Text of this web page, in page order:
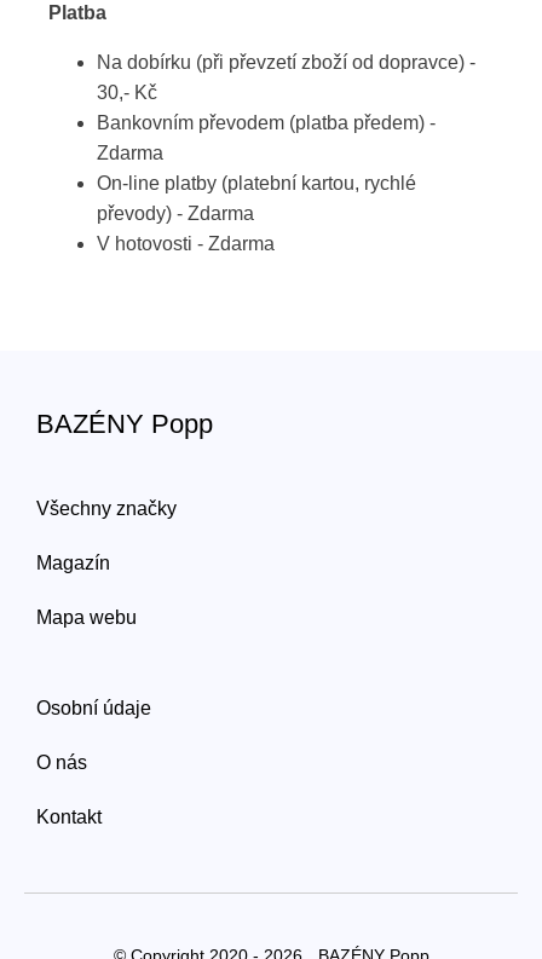
Platba
Na dobírku (při převzetí zboží od dopravce) -
30,- Kč
Bankovním převodem (platba předem) -
Zdarma
On-line platby (platební kartou, rychlé
převody) - Zdarma
V hotovosti - Zdarma
BAZÉNY Popp
Všechny značky
Magazín
Mapa webu
Osobní údaje
O nás
Kontakt